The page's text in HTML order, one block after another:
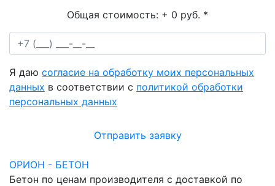
Общая стоимость: + 0 руб. *
Я даю согласие на обработку моих персональных
данных в соответствии с политикой обработки
персональных данных
Отправить заявку
ОРИОН - БЕТОН
Бетон по ценам производителя с доставкой по